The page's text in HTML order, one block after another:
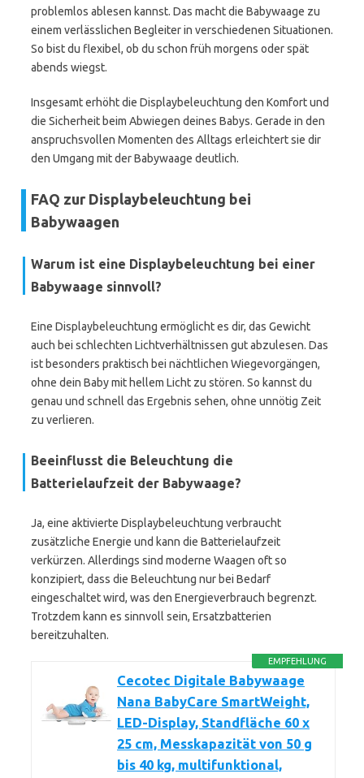
problemlos ablesen kannst. Das macht die Babywaage zu
einem verlässlichen Begleiter in verschiedenen Situationen.
So bist du flexibel, ob du schon früh morgens oder spät
abends wiegst.
Insgesamt erhöht die Displaybeleuchtung den Komfort und
die Sicherheit beim Abwiegen deines Babys. Gerade in den
anspruchsvollen Momenten des Alltags erleichtert sie dir
den Umgang mit der Babywaage deutlich.
FAQ zur Displaybeleuchtung bei
Babywaagen
Warum ist eine Displaybeleuchtung bei einer
Babywaage sinnvoll?
Eine Displaybeleuchtung ermöglicht es dir, das Gewicht
auch bei schlechten Lichtverhältnissen gut abzulesen. Das
ist besonders praktisch bei nächtlichen Wiegevorgängen,
ohne dein Baby mit hellem Licht zu stören. So kannst du
genau und schnell das Ergebnis sehen, ohne unnötig Zeit
zu verlieren.
Beeinflusst die Beleuchtung die
Batterielaufzeit der Babywaage?
Ja, eine aktivierte Displaybeleuchtung verbraucht
zusätzliche Energie und kann die Batterielaufzeit
verkürzen. Allerdings sind moderne Waagen oft so
konzipiert, dass die Beleuchtung nur bei Bedarf
eingeschaltet wird, was den Energieverbrauch begrenzt.
Trotzdem kann es sinnvoll sein, Ersatzbatterien
bereitzuhalten.
EMPFEHLUNG
Cecotec Digitale Babywaage
Nana BabyCare SmartWeight,
LED-Display, Standfläche 60 x
25 cm, Messkapazität von 50 g
bis 40 kg, multifunktional,